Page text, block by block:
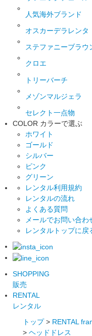
人気海外ブランド
オスカーデラレンタ
ステファニーブラウ
クロエ
トリーバーチ
メゾンマルジェラ
セレクト一点物
COLOR カラーで選ぶ
ホワイト
ゴールド
シルバー
ピンク
グリーン
レンタル利用規約
レンタルの流れ
よくある質問
メールでお問い合わ
レンタルトップに戻
SHOPPING
販売
RENTAL
レンタル
トップ > RENTAL
> ヘッドドレス